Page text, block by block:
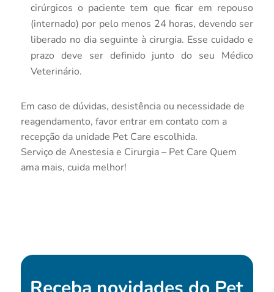
cirúrgicos o paciente tem que ficar em repouso
(internado) por pelo menos 24 horas, devendo ser
liberado no dia seguinte à cirurgia. Esse cuidado e
prazo deve ser definido junto do seu Médico
Veterinário.
Em caso de dúvidas, desistência ou necessidade de
reagendamento, favor entrar em contato com a
recepção da unidade Pet Care escolhida.
Serviço de Anestesia e Cirurgia – Pet Care Quem
ama mais, cuida melhor!